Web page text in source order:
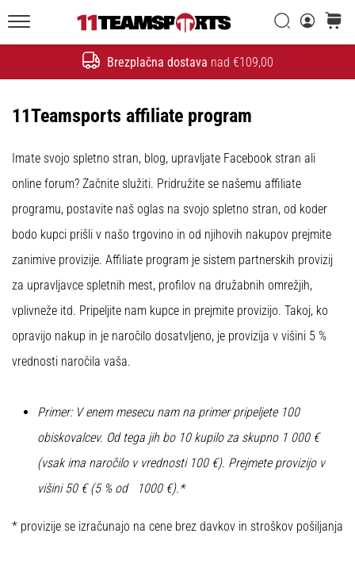
Brezplačna dostava nad €109,00
Iskanje
20. 1. 2026
•
Čevlji
Nike
Maestro
–
Ustvarjeni
za
dotik.
Narejeni
za
napad
Nike
Tiempo
Maestro
11teamsports
11Teamsports affiliate program
Imate svojo spletno stran, blog, upravljate Facebook stran ali
online forum? Začnite služiti. Pridružite se našemu affiliate
programu, postavite naš oglas na svojo spletno stran, od koder
bodo kupci prišli v našo trgovino in od njihovih nakupov prejmite
zanimive provizije. Affiliate program je sistem partnerskih provizij
za upravljavce spletnih mest, profilov na družabnih omrežjih,
vplivneže itd. Pripeljite nam kupce in prejmite provizijo. Takoj, ko
opravijo nakup in je naročilo dosatvljeno, je provizija v višini 5 %
vrednosti naročila vaša.
Primer: V enem mesecu nam na primer pripeljete 100
obiskovalcev. Od tega jih bo 10 kupilo za skupno 1 000 €
(vsak ima naročilo v vrednosti 100 €). Prejmete provizijo v
višini 50 € (5 % od
1000 €).*
* provizije se izračunajo na cene brez davkov in stroškov pošiljanja